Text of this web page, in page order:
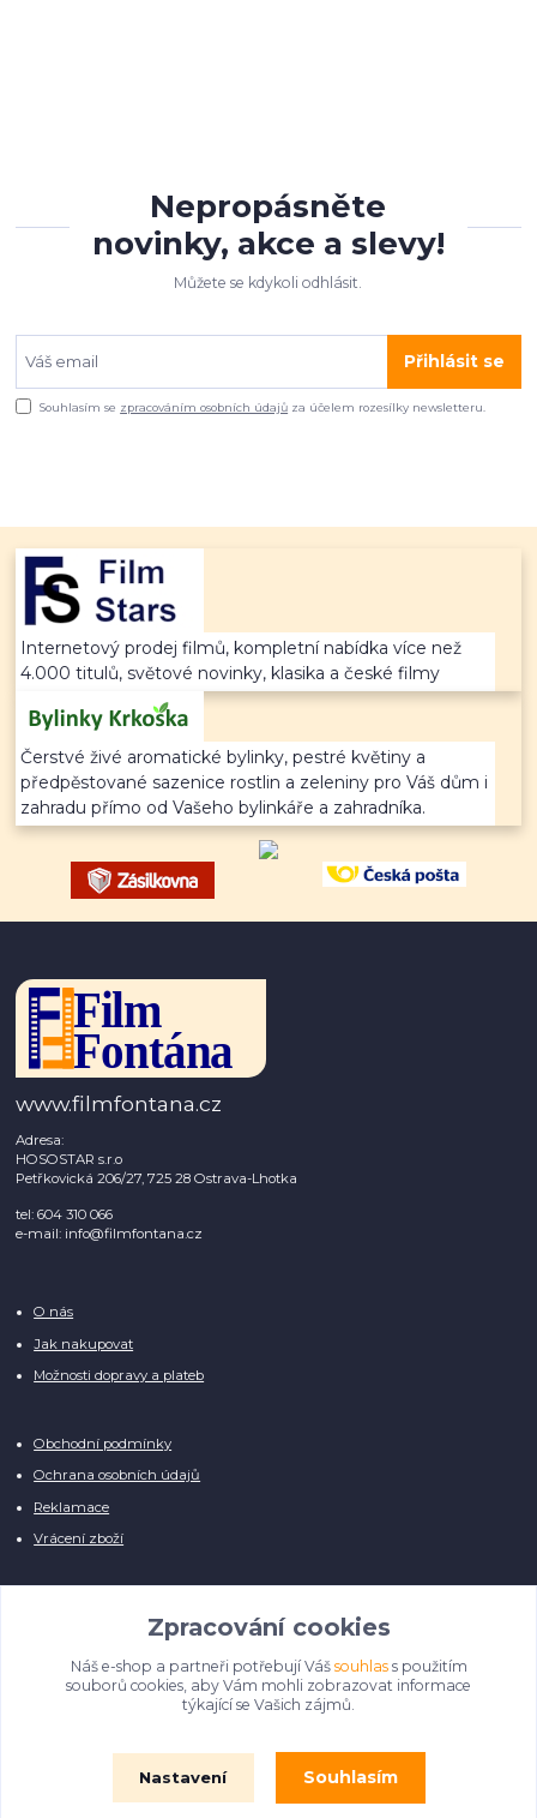
Nepropásněte
novinky, akce a slevy!
Můžete se kdykoli odhlásit.
Přihlásit se
Souhlasím se zpracováním osobních údajů za účelem rozesílky newsletteru.
Internetový prodej filmů, kompletní nabídka více než
4.000 titulů, světové novinky, klasika a české filmy
Čerstvé živé aromatické bylinky, pestré květiny a
předpěstované sazenice rostlin a zeleniny pro Váš dům i
zahradu přímo od Vašeho bylinkáře a zahradníka.
www.filmfontana.cz
Adresa:
HOSOSTAR s.r.o
Petřkovická 206/27, 725 28 Ostrava-Lhotka
tel: 604 310 066
e-mail: info@filmfontana.cz
O nás
Jak nakupovat
Možnosti dopravy a plateb
Obchodní podmínky
Ochrana osobních údajů
Reklamace
Vrácení zboží
Manuálně pro Vás kontrolujeme každý produkt, přesto se může stát, že u
několika z nich je vyobrazen pouze obrázek informativního charakteru.
Omlouváme se, na úpravě databáze pilně pracujeme.
Zpracování cookies
Náš e-shop a partneři potřebují Váš souhlass použitím
souborů cookies, aby Vám mohli zobrazovat informace
týkající se Vašich zájmů.
Nastavení Souhlasím